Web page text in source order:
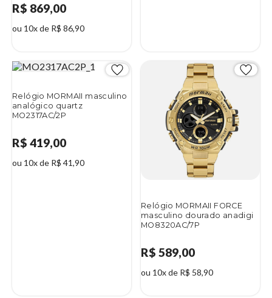
R$ 869,00
ou 10x de R$ 86,90
Relógio MORMAII masculino
analógico quartz
MO2317AC/2P
R$ 419,00
ou 10x de R$ 41,90
Relógio MORMAII FORCE
masculino dourado anadigi
MO8320AC/7P
R$ 589,00
ou 10x de R$ 58,90